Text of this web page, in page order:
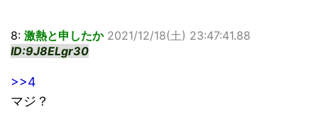
8: 激熱と申したか 2021/12/18(土) 23:47:41.88
ID:9J8ELgr30
>>4
マジ？